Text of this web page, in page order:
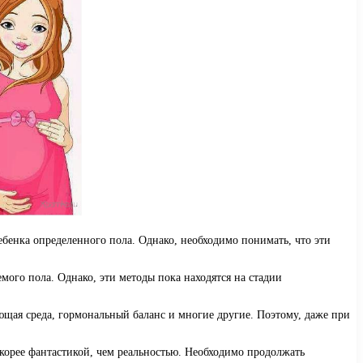
определенного пола. Однако, необходимо понимать, что эти
пола. Однако, эти методы пока находятся на стадии
среда, гормональный баланс и многие другие. Поэтому, даже при
фантастикой, чем реальностью. Необходимо продолжать